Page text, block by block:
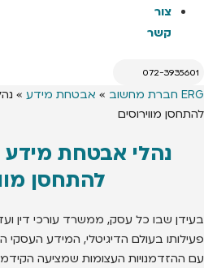
צור
קשר
072-3935601
ERG חברת מחשוב » אבטחת מידע »
להתחסן מווירוסים
נהלי אבטחת
להתחסן
בעידן שבו כל עסק, ממשרד עורכי דין
פעילותו בעולם הדיגיטלי, המידע העסקי
עם ההזדמנויות העצומות שמציעה